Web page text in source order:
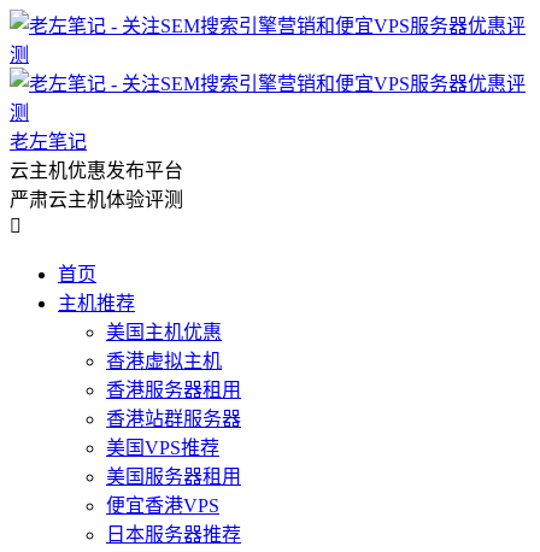
老左笔记
云主机优惠发布平台
严肃云主机体验评测

首页
主机推荐
美国主机优惠
香港虚拟主机
香港服务器租用
香港站群服务器
美国VPS推荐
美国服务器租用
便宜香港VPS
日本服务器推荐